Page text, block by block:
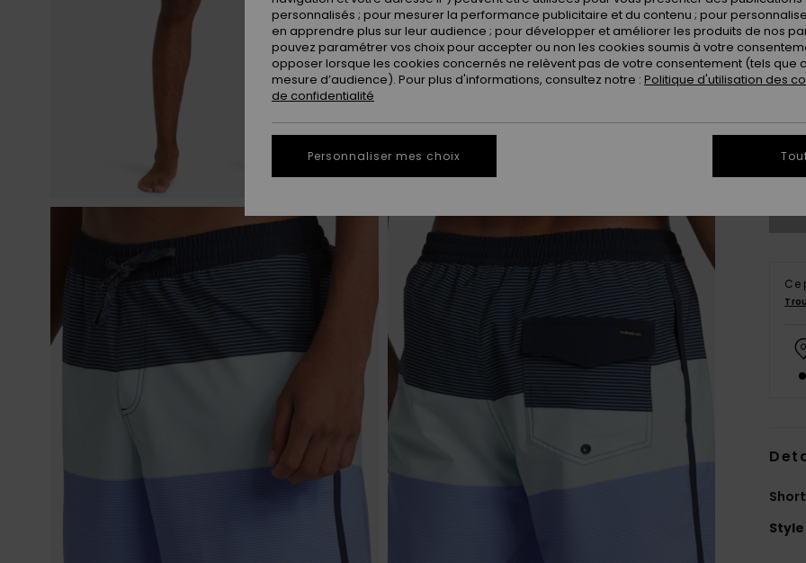
Ce
Style
personnalisés ; pour mesurer la performance publicitaire et du contenu ; pour
en apprendre plus sur leur audience ; pour développer et améliorer les produits de nos
pouvez paramétrer vos choix pour accepter ou non les cookies soumis à votre
opposer lorsque les cookies concernés ne relèvent pas de votre consentement (tels que
mesure d’audience). Pour plus d'informations, consultez notre : Politique d'utilisation des
de confidentialité
Personnaliser mes choix